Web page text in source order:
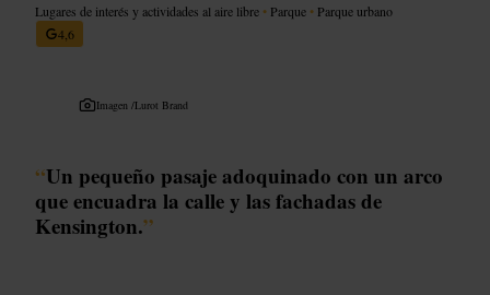
Lugares de interés y actividades al aire libre • Parque • Parque urbano
4,6
Imagen /Lurot Brand
“Un pequeño pasaje adoquinado con un arco
que encuadra la calle y las fachadas de
Kensington.”